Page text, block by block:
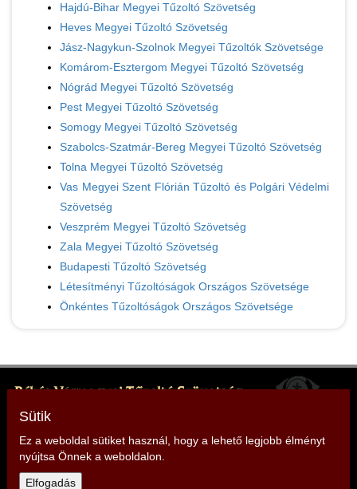
Hajdú-Bihar Megyei Tűzoltó Szövetség
Heves Megyei Tűzoltó Szövetség
Jász-Nagykun-Szolnok Megyei Tűzoltók Szövetsége
Komárom-Esztergom Megyei Tűzoltó Szövetség
Nógrád Megyei Tűzoltó Szövetség
Pest Megyei Tűzoltó Szövetség
Somogy Megyei Tűzoltó Szövetség
Szabolcs-Szatmár-Bereg Megyei Tűzoltó Szövetség
Tolna Megyei Tűzoltó Szövetség
Vas Megyei Szent Flórián Tűzoltó és Polgári Védelmi
Szövetség
Veszprém Megyei Tűzoltó Szövetség
Zala Megyei Tűzoltó Szövetség
Budapesti Tűzoltó Szövetség
Létesítményi Tűzoltóságok Országos Szövetsége
Önkéntes Tűzoltóságok Országos Szövetsége
Békés Vármegyei Tűzoltó Szövetség
Cím: 5600 Békéscsaba, Kazinczy u. 9.
Sütik
Ez a weboldal sütiket használ, hogy a lehető legjobb élményt
nyújtsa Önnek a weboldalon.
Elfogadás